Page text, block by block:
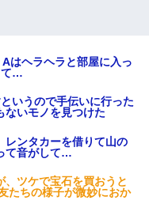
はヘラヘラと部屋に入っ
て…
いうので手伝いに行った
ないモノを見つけた
レンタカーを借りて山の
て音がして…
ツケで宝石を買おうと
たちの様子が微妙におか